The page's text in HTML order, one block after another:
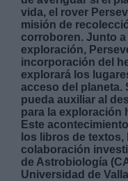
vida, el rover
misión de
corroboren. Junto
exploración,
incorporación del
explorará los
acceso del planeta.
pueda auxiliar al
para la exploración
Este
los libros de
colaboración
de Astrobiología
Universidad de
Derechos:
Información adicional
link